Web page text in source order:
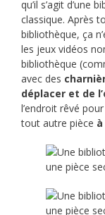
qu’il s’agit d’une
classique. Après
bibliothèque, ça
les jeux vidéos
bibliothèque
avec des
déplacer et de
l’endroit rêvé
tout autre pièce